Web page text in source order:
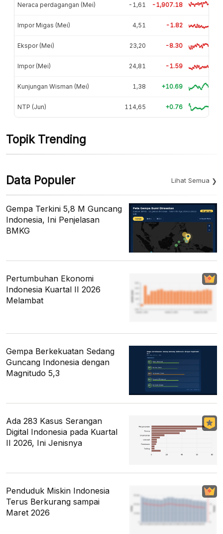
Neraca perdagangan (Mei) -1,61 -1,907.18
Impor Migas (Mei) 4,51 -1.82
Ekspor (Mei) 23,20 -8.30
Impor (Mei) 24,81 -1.59
Kunjungan Wisman (Mei) 1,38 +10.69
NTP (Jun) 114,65 +0.76
Topik Trending
Data Populer Lihat Semua
Gempa Terkini 5,8 M Guncang
Indonesia, Ini Penjelasan
BMKG
Pertumbuhan Ekonomi
Indonesia Kuartal II 2026
Melambat
Gempa Berkekuatan Sedang
Guncang Indonesia dengan
Magnitudo 5,3
Ada 283 Kasus Serangan
Digital Indonesia pada Kuartal
II 2026, Ini Jenisnya
Penduduk Miskin Indonesia
Terus Berkurang sampai
Maret 2026